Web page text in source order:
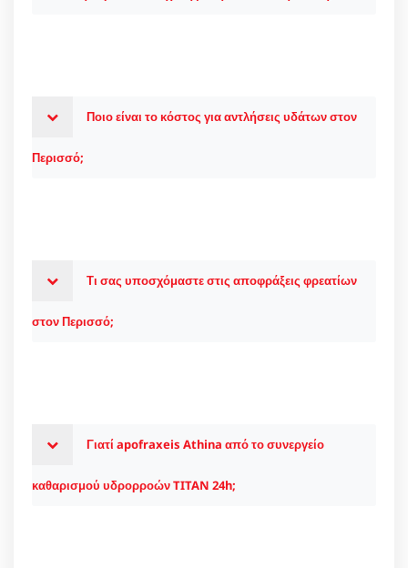
Ποιο είναι το κόστος για αντλήσεις υδάτων στον
Περισσό;
Τι σας υποσχόμαστε στις αποφράξεις φρεατίων
στον Περισσό;
Γιατί apofraxeis Athina από το συνεργείο
καθαρισμού υδρορροών TITAN 24h;